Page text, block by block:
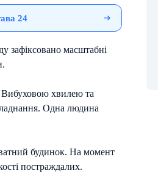
24
зафіксовано масштабні
Вибуховою хвилею та
Одна людина
будинок. На момент
постраждалих.